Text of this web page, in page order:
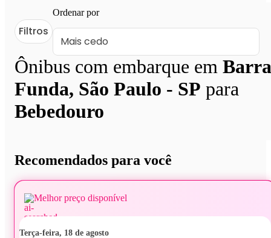
Ônibus com embarque em Barra
Funda, São Paulo - SP para
Bebedouro
Filtros
Ordenar por
Recomendados para você
Melhor preço disponível
terça-feira, 18 de agosto